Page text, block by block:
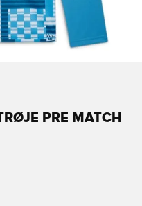
PRE MATCH